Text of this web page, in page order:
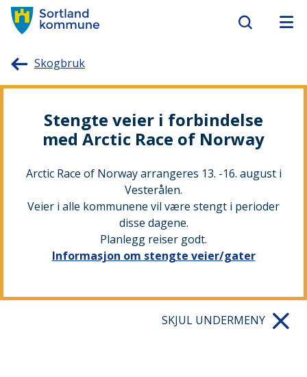
kommune
Skogbruk
Stengte veier i forbindelse
med Arctic Race of Norway
Arctic Race of Norway arrangeres 13. -16. august i
Vesterålen.
Veier i alle kommunene vil være stengt i perioder
disse dagene.
Planlegg reiser godt.
Informasjon om stengte veier/gater
SKJUL UNDERMENY